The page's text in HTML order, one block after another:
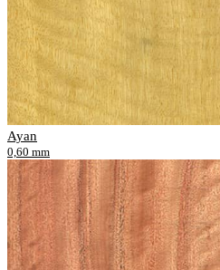
Ayan
0,60 mm